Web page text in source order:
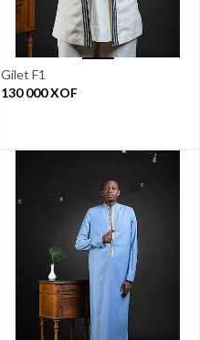
Gilet F1
130 000XOF